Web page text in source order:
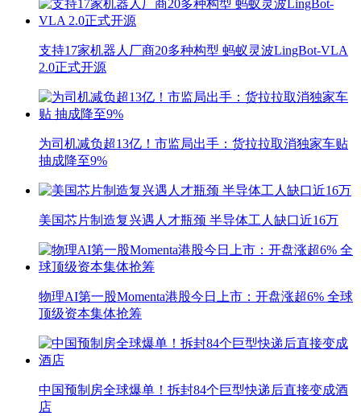
支持17家机器人厂商20多种构型 蚂蚁灵波LingBot-VLA
2.0正式开源
为司机减负超13亿！市监局出手：货拉拉取消独家车贴
抽成降至9%
美国芯片制造复兴遇人才瓶颈 半导体工人缺口近16万
物理AI第一股Momenta港股今日上市：开盘涨超6% 全球
顶级资本集体抢筹
中国预制房全球爆单！拆封84个巨型快递后直接变成酒
店